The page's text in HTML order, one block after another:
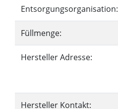
Entsorgungsorganisation:
Füllmenge:
Hersteller Adresse:
Hersteller Kontakt: